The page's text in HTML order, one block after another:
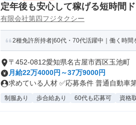
定年後も安心して稼げる短時間
有限会社第四フジタクシー
2種免許所持者|60代・70代活躍中｜働く時間
〒452-0812愛知県名古屋市西区玉池町
月給22万4000円～37万9000円
求めている人材 ✅応募条件 普通自動車
制服あり 歩合給あり 60代も応募可 資格